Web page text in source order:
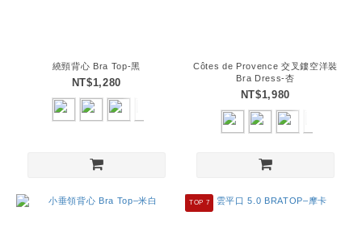
繞頸背心 Bra Top-黑
NT$1,280
Côtes de Provence 交叉鏤空洋裝
Bra Dress-杏
NT$1,980
TOP 7